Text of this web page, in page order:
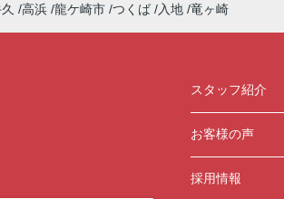
高浜 龍ケ崎市 つくば 入地 竜ヶ崎
スタッフ紹介
お客様の声
採用情報